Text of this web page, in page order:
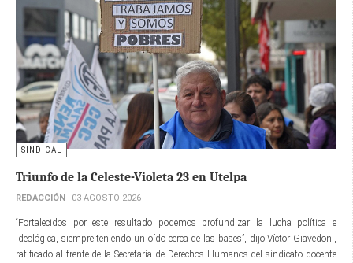
SINDICAL
Triunfo de la Celeste-Violeta 23 en Utelpa
REDACCIÓN 03 AGOSTO 2026
“Fortalecidos por este resultado podemos profundizar la lucha política e
ideológica, siempre teniendo un oído cerca de las bases”, dijo Víctor Giavedoni,
ratificado al frente de la Secretaría de Derechos Humanos del sindicato docente